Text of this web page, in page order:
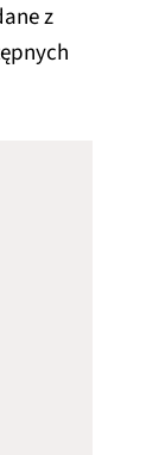
z